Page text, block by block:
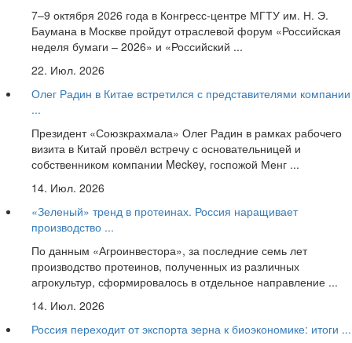
7–9 октября 2026 года в Конгресс-центре МГТУ им. Н. Э.
Баумана в Москве пройдут отраслевой форум «Российская
неделя бумаги – 2026» и «Российский ...
22. Июл. 2026
Олег Радин в Китае встретился с представителями компании
...
Президент «Союзкрахмала» Олег Радин в рамках рабочего
визита в Китай провёл встречу с основательницей и
собственником компании Meckey, госпожой Менг ...
14. Июл. 2026
«Зеленый» тренд в протеинах. Россия наращивает
производство ...
По данным «Агроинвестора», за последние семь лет
производство протеинов, полученных из различных
агрокультур, сформировалось в отдельное направление ...
14. Июл. 2026
Россия переходит от экспорта зерна к биоэкономике: итоги ...